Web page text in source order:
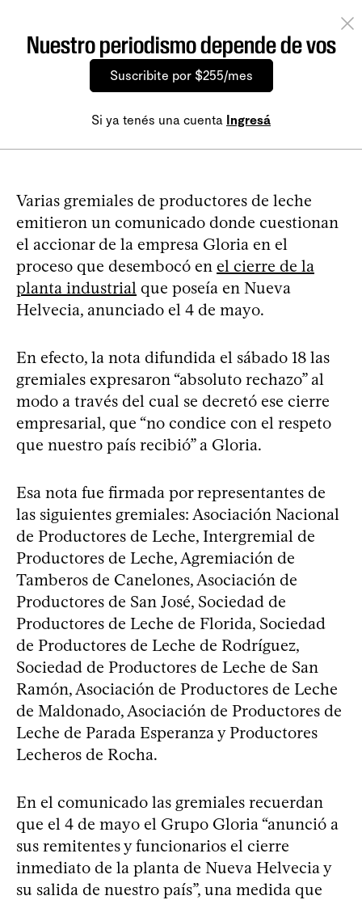
Nuestro periodismo depende de vos
Suscribite por $255/mes
Si ya tenés una cuenta Ingresá
Varias gremiales de productores de leche
emitieron un comunicado donde cuestionan
el accionar de la empresa Gloria en el
proceso que desembocó en el cierre de la
planta industrial que poseía en Nueva
Helvecia, anunciado el 4 de mayo.
En efecto, la nota difundida el sábado 18 las
gremiales expresaron “absoluto rechazo” al
modo a través del cual se decretó ese cierre
empresarial, que “no condice con el respeto
que nuestro país recibió” a Gloria.
Esa nota fue firmada por representantes de
las siguientes gremiales: Asociación Nacional
de Productores de Leche, Intergremial de
Productores de Leche, Agremiación de
Tamberos de Canelones, Asociación de
Productores de San José, Sociedad de
Productores de Leche de Florida, Sociedad
de Productores de Leche de Rodríguez,
Sociedad de Productores de Leche de San
Ramón, Asociación de Productores de Leche
de Maldonado, Asociación de Productores de
Leche de Parada Esperanza y Productores
Lecheros de Rocha.
En el comunicado las gremiales recuerdan
que el 4 de mayo el Grupo Gloria “anunció a
sus remitentes y funcionarios el cierre
inmediato de la planta de Nueva Helvecia y
su salida de nuestro país”, una medida que